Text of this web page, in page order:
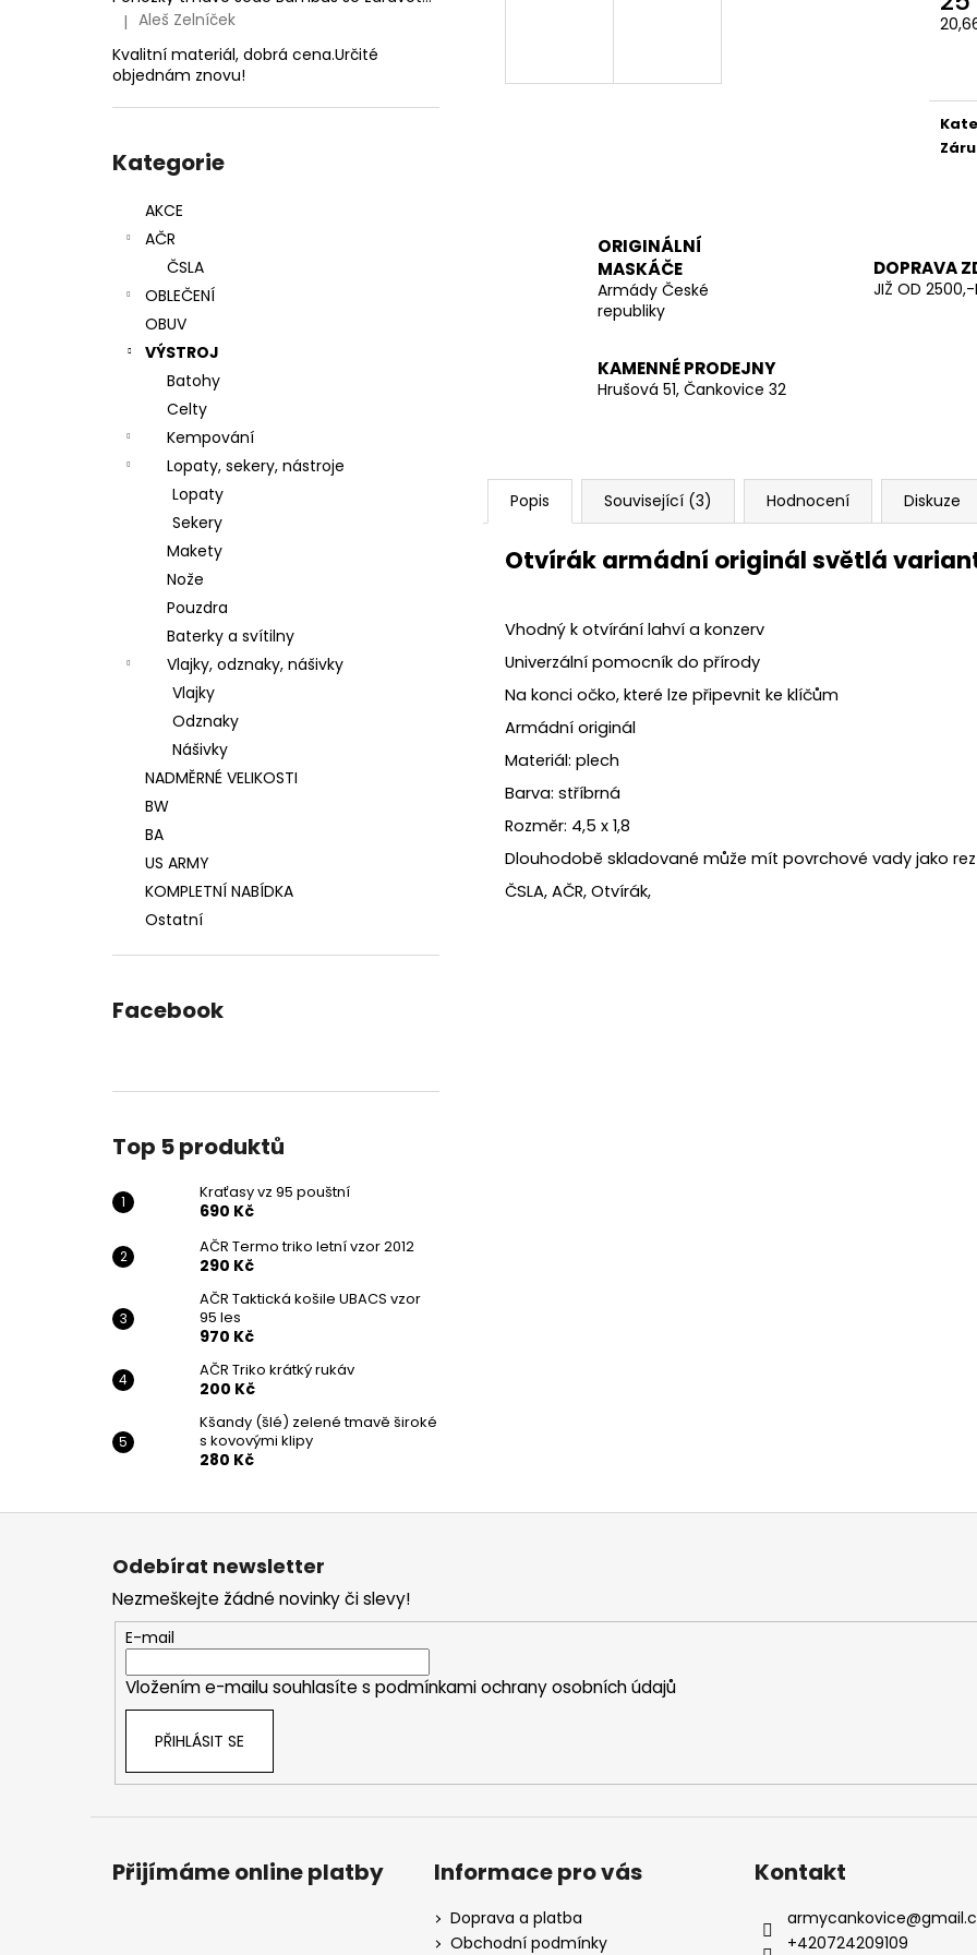
Hodnocení produktu je 5 z 5 hvězdiček.
| Aleš Zelníček
Kvalitní materiál, dobrá cena.Určité
objednám znovu!
kategorie
Kategorie
AKCE
AČR
ČSLA
OBLEČENÍ
OBUV
VÝSTROJ
Batohy
Celty
Kempování
Lopaty, sekery, nástroje
Lopaty
Sekery
Makety
Nože
Pouzdra
Baterky a svítilny
Vlajky, odznaky, nášivky
Vlajky
Odznaky
Nášivky
NADMĚRNÉ VELIKOSTI
BW
BA
US ARMY
KOMPLETNÍ NABÍDKA
Ostatní
Facebook
Top 5 produktů
Kraťasy vz 95 pouštní
690 Kč
AČR Termo triko letní vzor 2012
290 Kč
AČR Taktická košile UBACS vzor
95 les
970 Kč
AČR Triko krátký rukáv
200 Kč
Kšandy (šlé) zelené tmavě široké
s kovovými klipy
280 Kč
ORIGINÁLNÍ
MASKÁČE
Armády České
republiky
DOPRAVA
JIŽ OD
KAMENNÉ PRODEJNY
Hrušová 51, Čankovice 32
Popis Související (3) Hodnocení Diskuze
Otvírák armádní originál světlá
Vhodný k otvírání lahví a konzerv
Univerzální pomocník do přírody
Na konci očko, které lze připevnit ke klíčům
Armádní originál
Materiál: plech
Barva: stříbrná
Rozměr: 4,5 x 1,8
Dlouhodobě skladované může mít povrchové vady jako rez
ČSLA, AČR, Otvírák,
690 Kč
Z
Odebírat newsletter
Nezmeškejte žádné novinky či slevy!
E-mail
Vložením e-mailu souhlasíte s podmínkami ochrany osobních údajů
PŘIHLÁSIT SE
Přijímáme online platby Informace pro vás
Doprava a platba
Obchodní podmínky
Kontakt
armycankovice@
+420724209109